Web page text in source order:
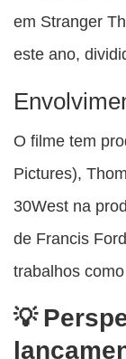
em Stranger
este ano,
O filme tem
Pictures),
30West na
de Francis
trabalhos